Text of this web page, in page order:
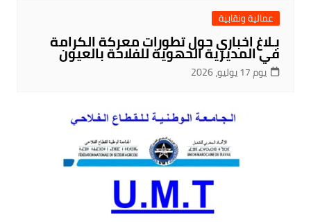
عمالية ونقابية
بـلاغ اخباري حول تطورات معركة الكرامة
في المديرية الحهوية للفلاحة بالعيون
يوم 17 يوليو، 2026